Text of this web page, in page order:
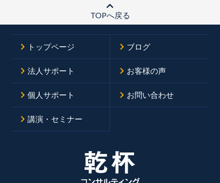
TOPへ戻る
トップページ
法人サポート
個人サポート
講演・セミナー
ブログ
お客様の声
お問い合わせ